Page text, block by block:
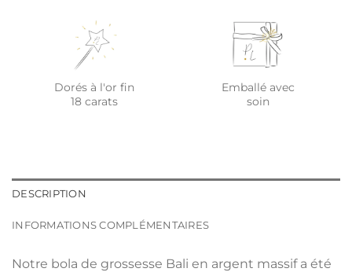
Dorés à l'or fin
18 carats
Emballé avec
soin
DESCRIPTION
INFORMATIONS COMPLÉMENTAIRES
Notre bola de grossesse Bali en argent massif a été